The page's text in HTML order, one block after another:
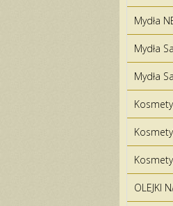
Mydła
Mydła
Mydła
OLEJKI